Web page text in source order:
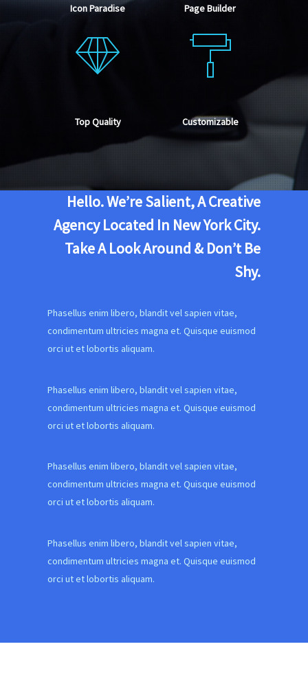
Icon Paradise Page Builder
Top Quality Customizable
Hello. We’re Salient, A Creative
Agency Located In New York City.
Take A Look Around & Don’t Be
Shy.
Phasellus enim libero, blandit vel sapien vitae,
condimentum ultricies magna et. Quisque euismod
orci ut et lobortis aliquam.
Phasellus enim libero, blandit vel sapien vitae,
condimentum ultricies magna et. Quisque euismod
orci ut et lobortis aliquam.
Phasellus enim libero, blandit vel sapien vitae,
condimentum ultricies magna et. Quisque euismod
orci ut et lobortis aliquam.
Phasellus enim libero, blandit vel sapien vitae,
condimentum ultricies magna et. Quisque euismod
orci ut et lobortis aliquam.